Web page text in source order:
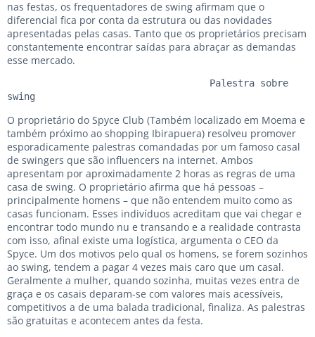
nas festas, os frequentadores de swing afirmam que o
diferencial fica por conta da estrutura ou das novidades
apresentadas pelas casas. Tanto que os proprietários precisam
constantemente encontrar saídas para abraçar as demandas
esse mercado.
swing
O proprietário do Spyce Club (Também localizado em Moema e
também próximo ao shopping Ibirapuera) resolveu promover
esporadicamente palestras comandadas por um famoso casal
de swingers que são influencers na internet. Ambos
apresentam por aproximadamente 2 horas as regras de uma
casa de swing. O proprietário afirma que há pessoas –
principalmente homens – que não entendem muito como as
casas funcionam. Esses indivíduos acreditam que vai chegar e
encontrar todo mundo nu e transando e a realidade contrasta
com isso, afinal existe uma logística, argumenta o CEO da
Spyce. Um dos motivos pelo qual os homens, se forem sozinhos
ao swing, tendem a pagar 4 vezes mais caro que um casal.
Geralmente a mulher, quando sozinha, muitas vezes entra de
graça e os casais deparam-se com valores mais acessíveis,
competitivos a de uma balada tradicional, finaliza. As palestras
são gratuitas e acontecem antes da festa.